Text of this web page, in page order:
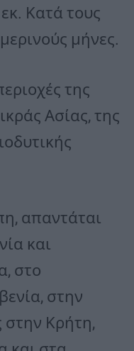
Κατά τους
μήνες.
της
Ασίας, της
απαντάται
και
στο
στην
στην Κρήτη,